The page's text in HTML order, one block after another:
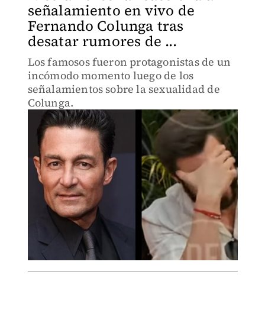
señalamiento en vivo de
Fernando Colunga tras
desatar rumores de ...
Los famosos fueron protagonistas de un
incómodo momento luego de los
señalamientos sobre la sexualidad de
Colunga.